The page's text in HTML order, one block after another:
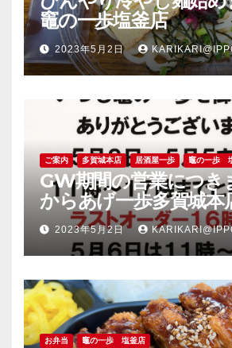
竈の一歩塩釜店
2023年5月2日
ご案内 多賀城本店 居酒屋一歩 竈の一歩
GW期間の営業につき
からあげ一歩多賀城本
歩塩釜店
2023年5月2日
お弁当 竈の一歩 塩釜店